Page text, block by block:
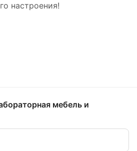
настроения!
мебель и